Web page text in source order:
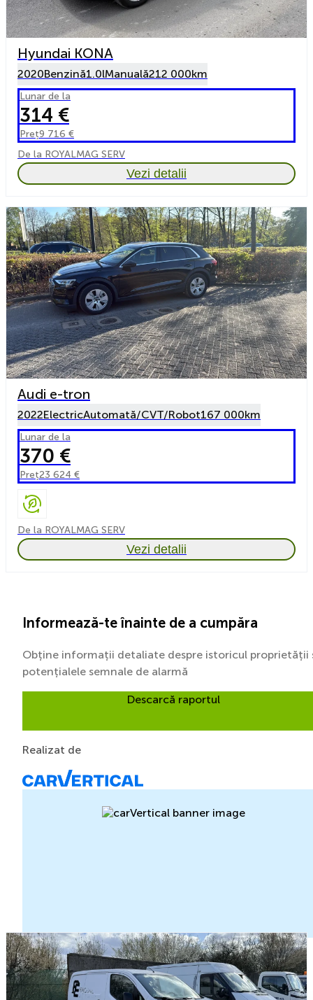
Hyundai KONA
2020Benzină1.0lManuală212 000km
Lunar de la
314 €
Preț9 716 €
De la ROYALMAG SERV
Vezi detalii
Audi e-tron
2022ElectricAutomată/CVT/Robot167 000km
Lunar de la
370 €
Preț23 624 €
De la ROYALMAG SERV
Vezi detalii
Informează-te înainte de a cumpăra
Obține informații detaliate despre istoricul proprietății
potențialele semnale de alarmă
Descarcă raportul
Realizat de